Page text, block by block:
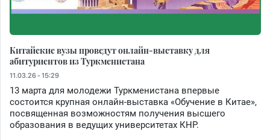
Китайские вузы проведут онлайн-выставку для
абитуриентов из Туркменистана
11.03.26 - 15:29
13 марта для молодежи Туркменистана впервые
состоится крупная онлайн-выставка «Обучение в Китае»,
посвященная возможностям получения высшего
образования в ведущих университетах КНР.